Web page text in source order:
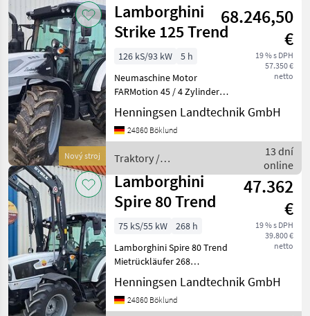
Nový stroj
Lamborghini
Strike 125 Trend
68.246,50
€
19 % s DPH
57.350 €
netto
126 kS/93 kW
5 h
Neumaschine Motor
FARMotion 45 / 4 Zylinder /
AdBlue Max. 126 PS / Max.
Drehmoment 517Nm 5
Gänge, 2 Lastschaltstufen, 4
mit reduzierter Mo
Henningsen Landtechnik GmbH
24860 Böklund
Traktory /
Lamborghini
13 dní
online
Lamborghini
Spire 80 Trend
47.362
€
19 % s DPH
39.800 €
netto
75 kS/55 kW
268 h
Lamborghini Spire 80 Trend
Mietrückläufer 268
Betriebsstunden Kein
AdBlue Abgasstufe 5
Arbeitsscheinwerfer vorne
Henningsen Landtechnik GmbH
24860 Böklund